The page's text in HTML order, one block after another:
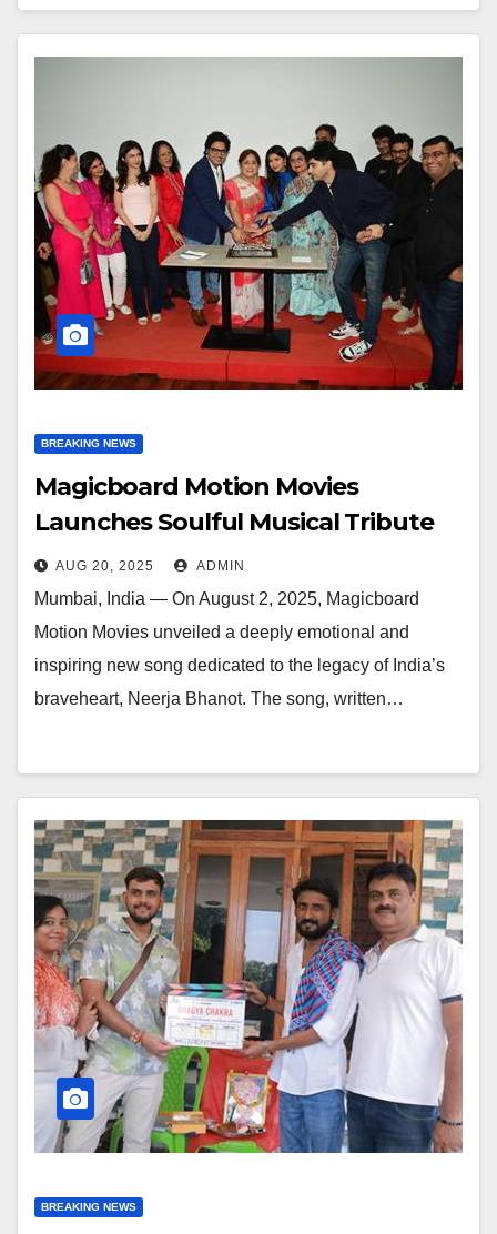
BREAKING NEWS
Magicboard Motion Movies
Launches Soulful Musical Tribute
To Neerja Bhanot Lyricist Madhu
Chandhock And Singer Ishita
Vishwakarma
AUG 20, 2025 ADMIN
Mumbai, India — On August 2, 2025, Magicboard
Motion Movies unveiled a deeply emotional and
inspiring new song dedicated to the legacy of India’s
braveheart, Neerja Bhanot. The song, written…
BREAKING NEWS